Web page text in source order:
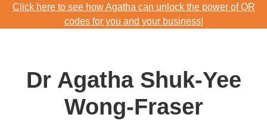
Skip
to
Click here to see how Agatha can unlock the power of QR
codes for you and your business!
codes for you and your business!
Dr Agatha Shuk-Yee
Wong-Fraser